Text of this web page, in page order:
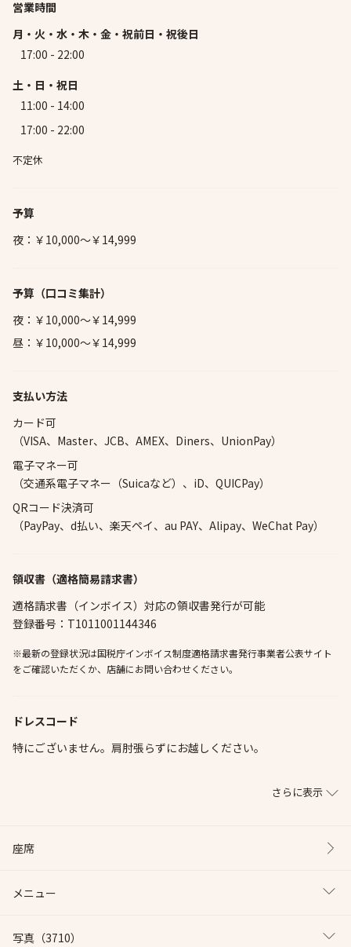
営業時間
月・火・水・木・金・祝前日・祝後日
17:00 - 22:00
土・日・祝日
11:00 - 14:00
17:00 - 22:00
不定休
予算
夜：￥10,000～￥14,999
予算 （口コミ集計）
夜：￥10,000～￥14,999
昼：￥10,000～￥14,999
支払い方法
カード可
（VISA、Master、JCB、AMEX、Diners、UnionPay）
電子マネー可
（交通系電子マネー（Suicaなど）、iD、QUICPay）
QRコード決済可
（PayPay、d払い、楽天ペイ、au PAY、Alipay、WeChat Pay）
領収書（適格簡易請求書）
適格請求書（インボイス）対応の領収書発行が可能
登録番号：T1011001144346
※最新の登録状況は国税庁インボイス制度適格請求書発行事業者公表サイト
をご確認いただくか、店舗にお問い合わせください。
ドレスコード
特にございません。肩肘張らずにお越しください。
さらに表示
座席
メニュー
写真 （3710）